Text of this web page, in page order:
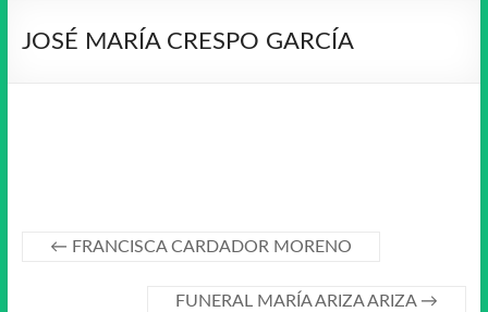
JOSÉ MARÍA CRESPO GARCÍA
← FRANCISCA CARDADOR MORENO
FUNERAL MARÍA ARIZA ARIZA →